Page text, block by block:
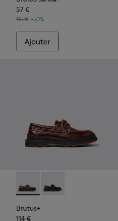
57 €
115 € -50%
Ajouter
en nubuck gris pour
- Chaussures en cuir marron
001 - Chaussures en cuir
Brutus+ - K101067-001 -
Brutus+ - K101067-
Brutus+
114 €